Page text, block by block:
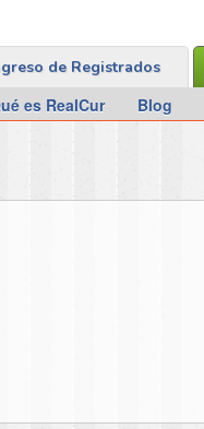
de Registrados
es RealCur Blog